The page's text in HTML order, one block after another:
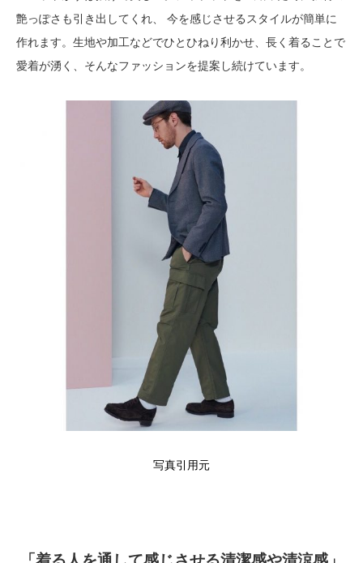
艶っぽさも引き出してくれ、 今を感じさせるスタイルが簡単に
作れます。生地や加工などでひとひねり利かせ、長く着ることで
愛着が湧く、そんなファッションを提案し続けています。
写真引用元